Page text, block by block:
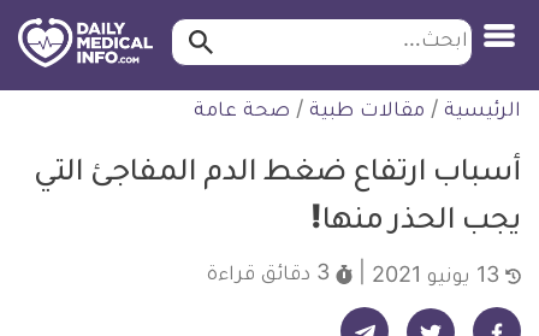
التخطي
للمحتوى
ابحث ابحث…
الرئيسية / مقالات طبية / صحة عامة
أسباب ارتفاع ضغط الدم المفاجئ التي
يجب الحذر منها!
3 دقائق قراءة
شارك على فيسبوك - ديلي ميديكال انفو شارك على تويتر - ديلي ميديكال انفو شارك على تيليجرام - ديلي ميديكال انفو